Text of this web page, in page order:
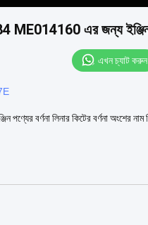
এর জন্য
এখন চ্যাট করুন
লিনার কিটের বর্ণনা অংশের নাম